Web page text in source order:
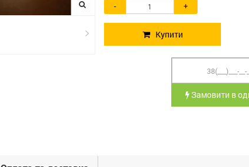
- +
Купити
Замовити в